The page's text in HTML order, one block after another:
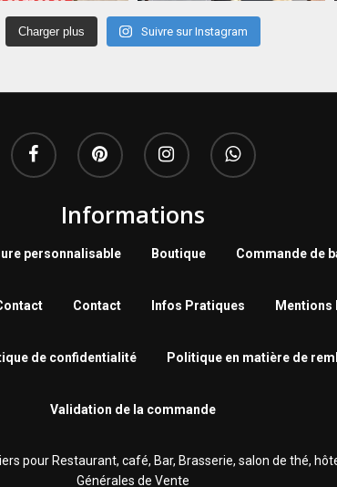
Charger plus Suivre sur Instagram
Informations
personnalisable Boutique Commande de
Contact Infos Pratiques Mentions
de confidentialité Politique en matière de
Validation de la commande
pour Restaurant, café, Bar, Brasserie‎, salon de thé,
Générales de Vente